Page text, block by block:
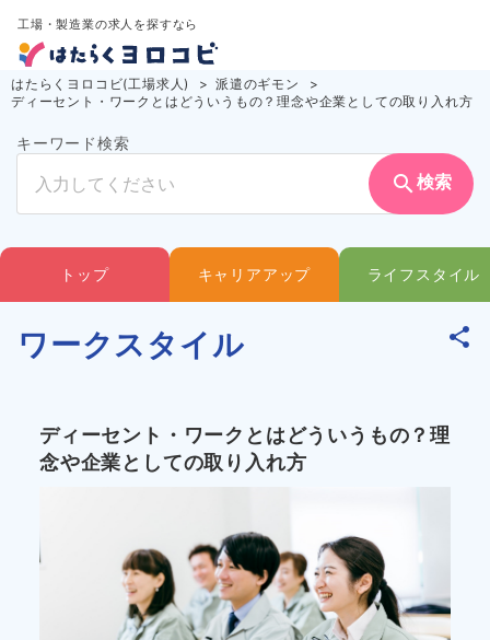
工場・製造業の求人を探すなら
はたらくヨロコビ(工場求人)
派遣のギモン
ディーセント・ワークとはどういうもの？理念や企業としての取り入れ方
キーワード検索
search 検索
トップ キャリアアップ ライフスタイル
ワークスタイル
ディーセント・ワークとはどういうもの？理
念や企業としての取り入れ方